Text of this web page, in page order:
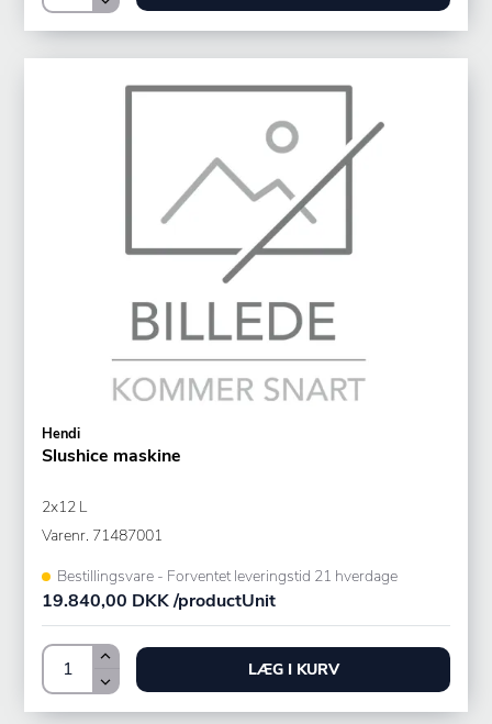
Hendi
Slushice maskine
2x12 L
Varenr. 71487001
Bestillingsvare - Forventet leveringstid 21 hverdage
19.840,00 DKK /productUnit
LÆG I KURV